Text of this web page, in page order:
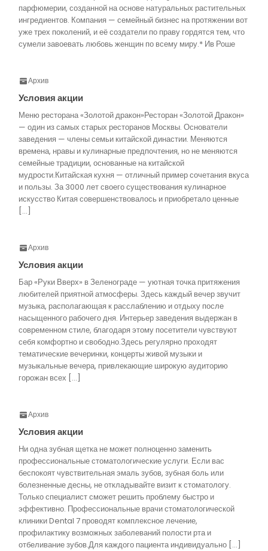
парфюмерии, созданной на основе натуральных растительных
ингредиентов. Компания — семейный бизнес на протяжении вот
уже трех поколений, и её создатели по праву гордятся тем, что
сумели завоевать любовь женщин по всему миру.* Ив Роше
Архив
Условия акции
Меню ресторана «Золотой дракон»Ресторан «Золотой Дракон»
— один из самых старых ресторанов Москвы. Основатели
заведения — члены семьи китайской династии. Меняются
времена, нравы и кулинарные предпочтения, но не меняются
семейные традиции, основанные на китайской
мудрости.Китайская кухня — отличный пример сочетания вкуса
и пользы. За 3000 лет своего существования кулинарное
искусство Китая совершенствовалось и приобретало ценные
[…]
Архив
Условия акции
Бар «Руки Вверх» в Зеленограде — уютная точка притяжения
любителей приятной атмосферы. Здесь каждый вечер звучит
музыка, располагающая к расслаблению и отдыху после
насыщенного рабочего дня. Интерьер заведения выдержан в
современном стиле, благодаря этому посетители чувствуют
себя комфортно и свободно.Здесь регулярно проходят
тематические вечеринки, концерты живой музыки и
музыкальные вечера, привлекающие широкую аудиторию
горожан всех […]
Архив
Условия акции
Ни одна зубная щетка не может полноценно заменить
профессиональные стоматологические услуги. Если вас
беспокоят чувствительная эмаль зубов, зубная боль или
болезненные десны, не откладывайте визит к стоматологу.
Только специалист сможет решить проблему быстро и
эффективно. Профессиональные врачи стоматологической
клиники Dental 7 проводят комплексное лечение,
профилактику возможных заболеваний полости рта и
отбеливание зубов.Для каждого пациента индивидуально […]